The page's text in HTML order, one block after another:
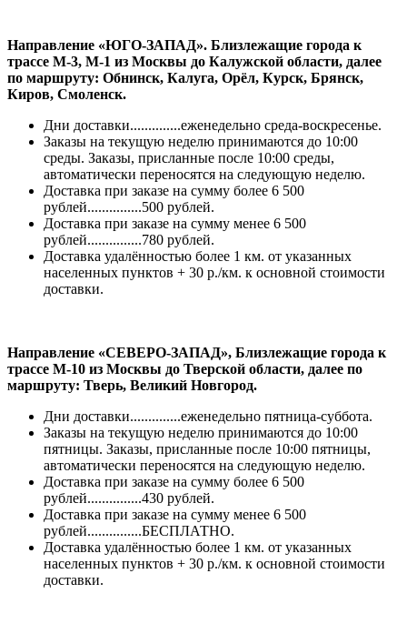
Направление «ЮГО-ЗАПАД». Близлежащие города к
трассе М-3, М-1 из Москвы до Калужской области, далее
по маршруту: Обнинск, Калуга, Орёл, Курск, Брянск,
Киров, Смоленск.
Дни доставки..............еженедельно среда-воскресенье.
Заказы на текущую неделю принимаются до 10:00
среды. Заказы, присланные после 10:00 среды,
автоматически переносятся на следующую неделю.
Доставка при заказе на сумму более 6 500
рублей...............500 рублей.
Доставка при заказе на сумму менее 6 500
рублей...............780 рублей.
Доставка удалённостью более 1 км. от указанных
населенных пунктов + 30 р./км. к основной стоимости
доставки.
Направление «СЕВЕРО-ЗАПАД», Близлежащие города к
трассе М-10 из Москвы до Тверской области, далее по
маршруту: Тверь, Великий Новгород.
Дни доставки..............еженедельно пятница-суббота.
Заказы на текущую неделю принимаются до 10:00
пятницы. Заказы, присланные после 10:00 пятницы,
автоматически переносятся на следующую неделю.
Доставка при заказе на сумму более 6 500
рублей...............430 рублей.
Доставка при заказе на сумму менее 6 500
рублей...............БЕСПЛАТНО.
Доставка удалённостью более 1 км. от указанных
населенных пунктов + 30 р./км. к основной стоимости
доставки.